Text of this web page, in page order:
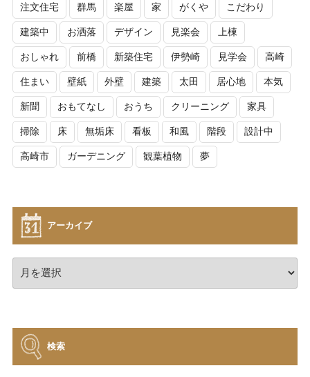
注文住宅 群馬 楽屋 家 がくや こだわり
建築中 お洒落 デザイン 見楽会 上棟
おしゃれ 前橋 新築住宅 伊勢崎 見学会 高崎
住まい 壁紙 外壁 建築 太田 居心地 本気
新聞 おもてなし おうち クリーニング 家具
掃除 床 無垢床 看板 和風 階段 設計中
高崎市 ガーデニング 観葉植物 夢
アーカイブ
ブ
検索